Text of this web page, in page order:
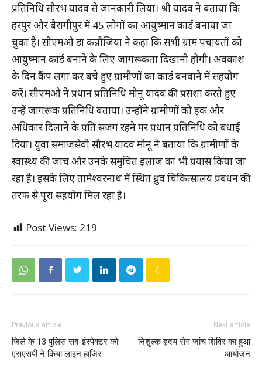
प्रतिनिधि सौरभ यादव से जानकारी लिया। श्री यादव ने बताया कि
हरपुर और बैरागीपुर में 45 लोगों का आयुष्मान कार्ड बनाया जा
चुका है। सीएमओ डा कन्नौजिया ने कहा कि सभी ग्राम पंचायतों को
आयुष्मान कार्ड बनाने के लिए जागरूकता दिखानी होगी। अवकाश
के दिन कैंप लगा कर बचे हुए ग्रामीणों का कार्ड बनवाने में सहयोग
करें। सीएमओ ने प्रधान प्रतिनिधि मोनू यादव की प्रसंशा करते हुए
उन्हें जागरूक प्रतिनिधि बताया। उन्होंने ग्रामीणों को हक और
अधिकार दिलाने के प्रति सजग रहने पर प्रधान प्रतिनिधि को बधाई
दिया। युवा समाजसेवी सौरभ यादव मोनू ने बताया कि ग्रामीणों के
स्वास्थ्य की जांच और उनके समुचित इलाज का भी प्रयास किया जा
रहा है। इसके लिए तामेश्वरनाथ में स्थित ध्रुव चिकित्सालय प्रबंधन की
तरफ से पूरा सहयोग मिल रहा है।
Post Views: 219
Previous article
जिले के 13 पुलिस सब-इंस्पेक्टर को
एसएसपी ने किया लाइन हाजिर
Next article
निशुल्क हृदय रोग जांच शिविर का हुआ
आयोजन